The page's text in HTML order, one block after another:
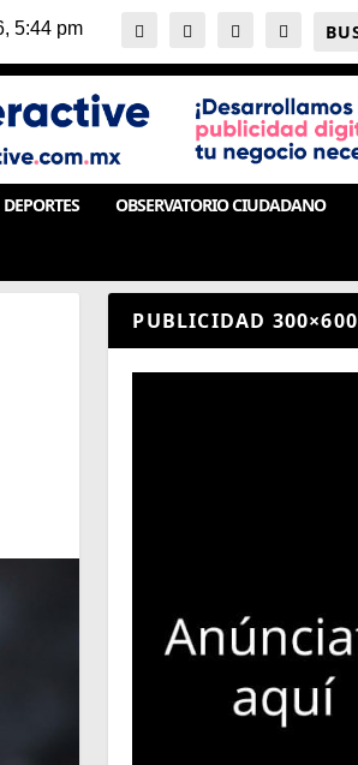
DEPORTES OBSERVATORIO CIUDADANO
PUBLICIDAD 300×600